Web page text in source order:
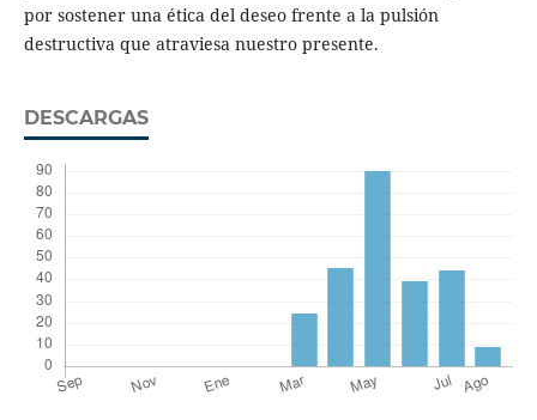
por sostener una ética del deseo frente a la pulsión
destructiva que atraviesa nuestro presente.
DESCARGAS